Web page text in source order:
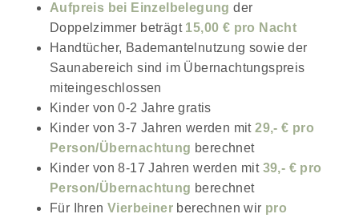
Aufpreis bei Einzelbelegung der
Doppelzimmer beträgt 15,00 € pro Nacht
Handtücher, Bademantelnutzung sowie der
Saunabereich sind im Übernachtungspreis
miteingeschlossen
Kinder von 0-2 Jahre gratis
Kinder von 3-7 Jahren werden mit29,- € pro
Person/Übernachtung berechnet
Kinder von 8-17 Jahren werden mit 39,- € pro
Person/Übernachtung berechnet
Für Ihren Vierbeiner berechnen wir pro